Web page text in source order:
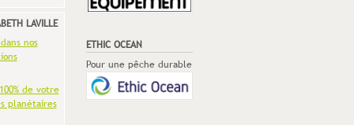
LAVILLE
nos
de votre
planétaires
ETHIC OCEAN
Pour une pêche durable